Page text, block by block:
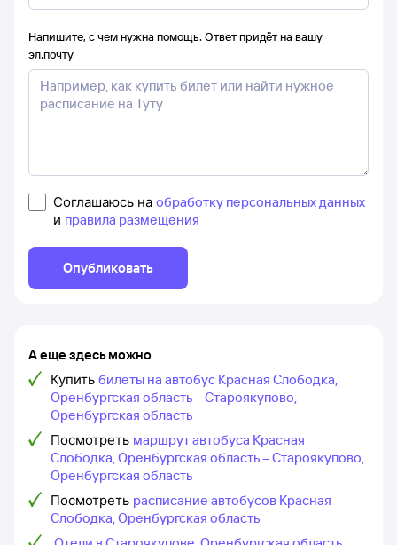
Напишите, с чем нужна помощь. Ответ придёт на вашу
эл.почту
Соглашаюсь на обработку персональных данных
и правила размещения
Опубликовать
А еще здесь можно
Купить билеты на автобус Красная Слободка,
Оренбургская область – Староякупово,
Оренбургская область
Посмотреть маршрут автобуса Красная
Слободка, Оренбургская область – Староякупово,
Оренбургская область
Посмотреть расписание автобусов Красная
Слободка, Оренбургская область